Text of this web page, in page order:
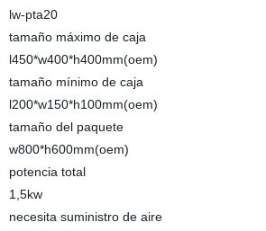
lw-pta20
tamaño máximo de caja
l450*w400*h400mm(oem)
tamaño mínimo de caja
l200*w150*h100mm(oem)
tamaño del paquete
w800*h600mm(oem)
potencia total
1,5kw
necesita suministro de aire